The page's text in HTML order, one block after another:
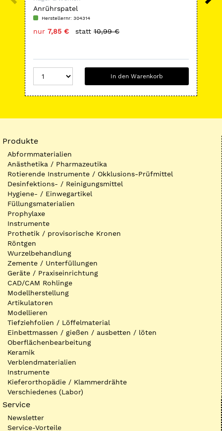
Anrührspatel
Herstellernr: 304314
nur 7,85 € statt 10,99 €
In den Warenkorb
Produkte
Abformmaterialien
Anästhetika / Pharmazeutika
Rotierende Instrumente / Okklusions-Prüfmittel
Desinfektions- / Reinigungsmittel
Hygiene- / Einwegartikel
Füllungsmaterialien
Prophylaxe
Instrumente
Prothetik / provisorische Kronen
Röntgen
Wurzelbehandlung
Zemente / Unterfüllungen
Geräte / Praxiseinrichtung
CAD/CAM Rohlinge
Modellherstellung
Artikulatoren
Modellieren
Tiefziehfolien / Löffelmaterial
Einbettmassen / gießen / ausbetten / löten
Oberflächenbearbeitung
Keramik
Verblendmaterialien
Instrumente
Kieferorthopädie / Klammerdrähte
Verschiedenes (Labor)
Service
Newsletter
Service-Vorteile